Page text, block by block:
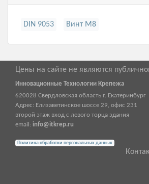
DIN 9053 Винт М8
Цены на сайте не являются
Инновационные Технологии Крепежа
620028 Свердловская область г. Екатеринбург
Адрес: Елизаветинское шоссе 29, офис 231
второй этаж вход с левого торца здания
email: info@itkrep.ru
Политика обработки персональных данных